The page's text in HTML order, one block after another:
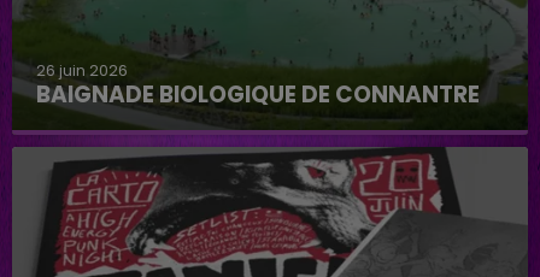
26 juin 2026
BAIGNADE BIOLOGIQUE DE CONNANTRE
Baignade biologique de Connantre